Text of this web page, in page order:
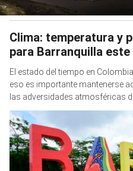
Clima: temperatura y
para Barranquilla
El estado del tiempo en
eso es importante mantenerse
las adversidades atmosféricas